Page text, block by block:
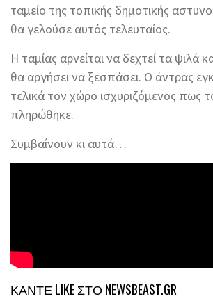
ταμείο της τοπικής δημοτικής
θα γελούσε αυτός τελευταίος.
Η ταμίας αρνείται να δεχτεί τα ψιλά
θα αργήσει να ξεσπάσει. Ο άντρας
τελικά τον χώρο ισχυριζόμενος πως
πληρώθηκε.
Συμβαίνουν κι αυτά…
ΚΑΝΤΕ LIKE ΣΤΟ NEWSBEAST.GR